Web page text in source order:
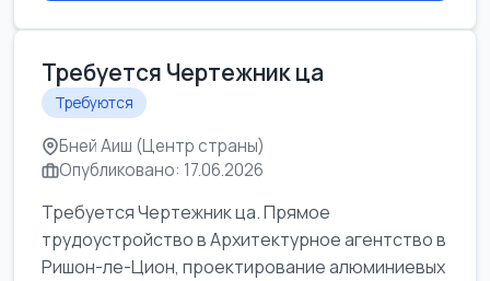
Требуется Чертежник ца
Требуются
Бней Аиш (Центр страны)
Опубликовано: 17.06.2026
Требуется Чертежник ца. Прямое
трудоустройство в Архитектурное агентство в
Ришон-ле-Цион, проектирование алюминиевых